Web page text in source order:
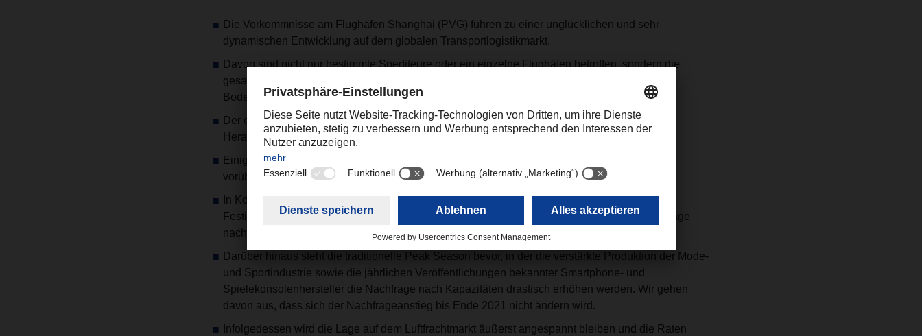
Die Vorkommnisse am Flughafen Shanghai (PVG) führen zu einer unglücklichen und sehr
dynamischen Entwicklung auf dem globalen Transportlogistikmarkt.
Davon sind nicht nur bestimmte Spediteure oder ein einzelne Flughäfen betroffen, sondern die
gesamte Branche, einschließlich Verlader, Spediteure, Flughäfen, Fluggesellschaften und
Bodenabfertigungsunternehmen.
Der entstandene Backlog bei Ein- und Ausfuhr stellt die gesamte Branche vor erhebliche
Herausforderungen und wirkt sich weitreichend auf die gesamte globale Lieferkette aus.
Einige Spediteure haben aufgrund fehlender Frachtkapazitäten und des enormen Rückstaus
vorübergehend die Annahme von zusätzlichem Frachtvolumen eingestellt.
In Kombination mit dem vorweihnachtlichen Ansturm aufgrund des chinesischen Mid-Autumn
Festivals, gefolgt von der Golden Week, und dem unruhigen Seefrachtmarkt steigt die Nachfrage
nach Luftfracht sprunghaft an, bei anhaltender Kapazitätsknappheit.
Darüber hinaus steht die traditionelle Peak Season bevor, in der die verstärkte Produktion der Mode-
und Sportindustrie sowie die jährlichen Veröffentlichungen bekannter Smartphone- und
Spielekonsolenhersteller die Nachfrage nach Kapazitäten drastisch erhöhen werden. Wir gehen
davon aus, dass sich der Nachfrageanstieg bis Ende 2021 nicht ändern wird.
Infolgedessen wird die Lage auf dem Luftfrachtmarkt äußerst angespannt bleiben und die Raten